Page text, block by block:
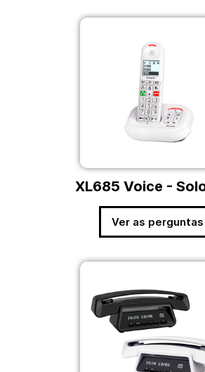
XL685 Voice -
Ver as perguntas